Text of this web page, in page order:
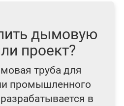
дымовую
проект?
труба для
промышленного
в